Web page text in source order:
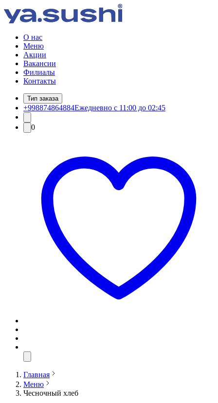
О нас
Меню
Акции
Вакансии
Филиалы
Контакты
Тип заказа
+998874864884Ежедневно с 11:00 до 02:45
0
Главная
Меню
Чесночный хлеб